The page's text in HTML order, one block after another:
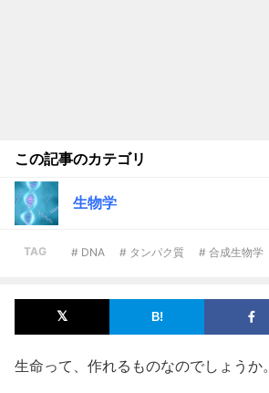
この記事のカテゴリ
生物学
TAG # DNA # タンパク質 # 合成生物学
生命って、作れるものなのでしょうか。